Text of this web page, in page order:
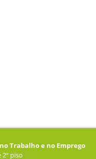
Trabalho e no Emprego
2º piso